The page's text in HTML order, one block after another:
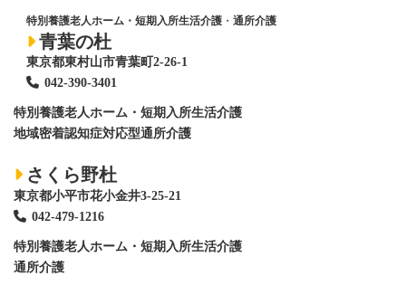
特別養護老人ホーム・短期入所生活介護 ・ 通所介護
青葉の杜
東京都東村山市青葉町2-26-1
042-390-3401
特別養護老人ホーム ・短期入所生活介護
地域密着認知症対応型通所介護
さくら野杜
東京都小平市花小金井3-25-21
042-479-1216
特別養護老人ホーム ・短期入所生活介護
通所介護